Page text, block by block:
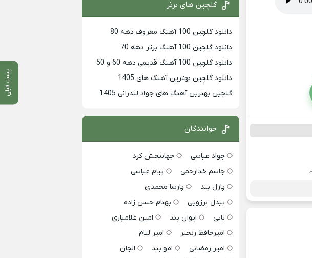
پست قبلی
گلچین های برتر
دانلود گلچین 100 آهنگ معروف دهه 80
دانلود گلچین 100 آهنگ برتر دهه 70
دانلود گلچین 100 آهنگ قدیمی دهه 60 و 50
دانلود گلچین بهترین آهنگ های 1405
گلچین بهترین آهنگ های جواد لندرانی 1405
خوانندگان
جواد عباسی
جهانبخش کرد
جاسم خدارحمی
پیام عباسی
پازل بند
پارسا محمدی
بیدل برزویی
بهنام حسن زاده
بابی
ایوان بند
امین غلامیاری
امیرحافظ رنجبر
امیر لیام
امیر رمضانی
امو بند
الجان